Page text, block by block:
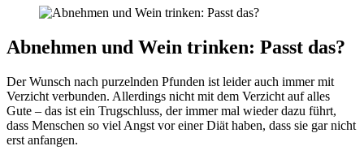
Abnehmen und Wein trinken: Passt das?
Der Wunsch nach purzelnden Pfunden ist leider auch immer mit
Verzicht verbunden. Allerdings nicht mit dem Verzicht auf alles
Gute – das ist ein Trugschluss, der immer mal wieder dazu führt,
dass Menschen so viel Angst vor einer Diät haben, dass sie gar nicht
erst anfangen.